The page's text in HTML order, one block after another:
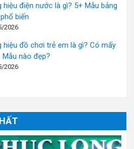
hiệu điện nước là gì? 5+ Mẫu bảng
biến
2026
hiệu đồ chơi trẻ em là gì? Có mấy
Mẫu nào đẹp?
2026